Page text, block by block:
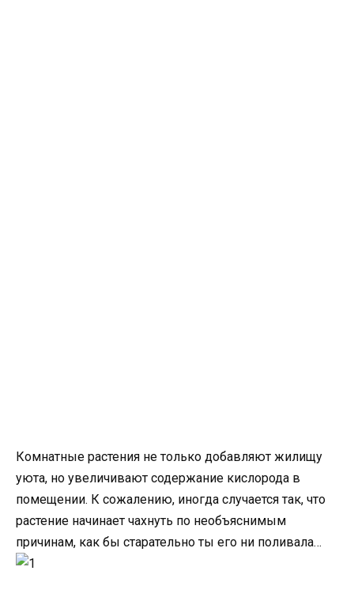
Комнатные растения не только добавляют жилищу
уюта, но увеличивают содержание кислорода в
помещении. К сожалению, иногда случается так, что
растение начинает чахнуть по необъяснимым
причинам, как бы старательно ты его ни поливала…